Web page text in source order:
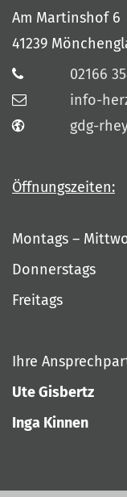
Am Martinshof 6
41239
02166
info-
gdg-
Öffnungszeiten:
Montags –
Donnerstags
Freitags
Ihre
Ute Gisbertz
Inga Kinnen